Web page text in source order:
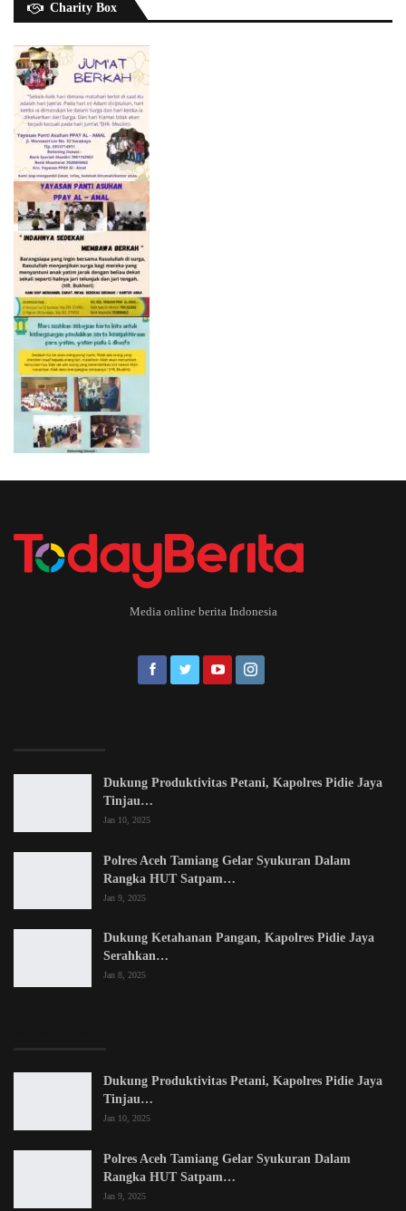
Charity Box
Media online berita Indonesia
Dukung Produktivitas Petani, Kapolres Pidie Jaya
Tinjau…
Jan 10, 2025
Polres Aceh Tamiang Gelar Syukuran Dalam
Rangka HUT Satpam…
Jan 9, 2025
Dukung Ketahanan Pangan, Kapolres Pidie Jaya
Serahkan…
Jan 8, 2025
Dukung Produktivitas Petani, Kapolres Pidie Jaya
Tinjau…
Jan 10, 2025
Polres Aceh Tamiang Gelar Syukuran Dalam
Rangka HUT Satpam…
Jan 9, 2025